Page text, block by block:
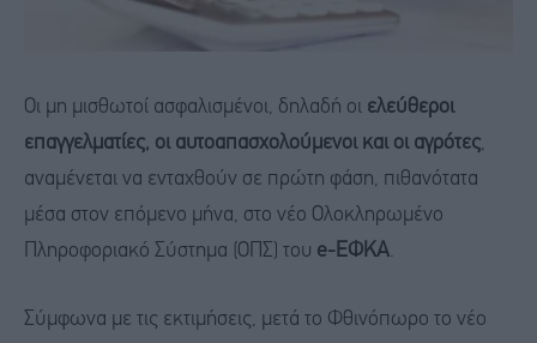
Οι μη μισθωτοί ασφαλισμένοι, δηλαδή οι ελεύθεροι
επαγγελματίες, οι αυτοαπασχολούμενοι και οι αγρότες,
αναμένεται να ενταχθούν σε πρώτη φάση, πιθανότατα
μέσα στον επόμενο μήνα, στο νέο Ολοκληρωμένο
Πληροφοριακό Σύστημα (ΟΠΣ) του e-ΕΦΚΑ.
Σύμφωνα με τις εκτιμήσεις, μετά το Φθινόπωρο το νέο